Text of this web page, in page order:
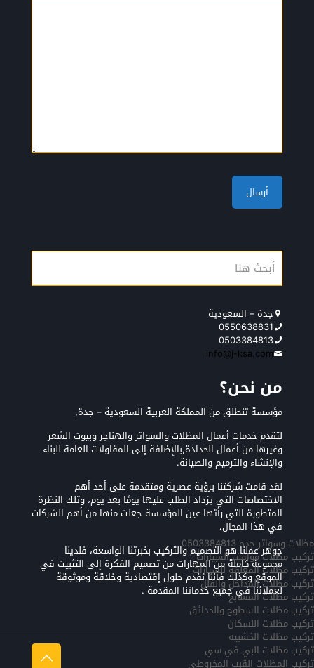
جدة – السعودية
0550638831
0503384813
info@j-ksa.com
من نحن؟
مؤسسة تنطلق من المملكة العربية السعودية – جدة,
لتقدم خدمات أعمال المظلات والسواتر والهناجر وبيوت الشعر
وغيرها من أعمال الحدادة,بالإضافة إلى المقاولات العامة للبناء
والإنشاء والترميم والصيانة.
لقد قامت شركتنا برؤية عصرية ومتقدمة على أحد أهم
الاختصاصات التي يزداد الطلب عليها يومًا بعد يوم، وتلك النظرة
المتطورة التي رأتها عين المؤسسة جعلت منها من أهم الشركات
في هذا المجال،
جوهر عملنا هو التصميم والتركيب بخبرتنا الواسعة، فلدينا
مجموعة كاملة من المهارات من تصميم الفكرة إلى التثبيت في
الموقع وكذلك فأننا نقدم حلول إقتصادية وخلاقة وموثوقة
لعملائنا في جميع خدماتنا المقدمة .
مظلات وسواتر جده 0503384813
تركيب مظلات مواقف السيارات
تركيب مظلات المعلقه للسيارات
تركيب مظلات المداخل والفلل
تركيب مظلات المسابح
تركيب مظلات السطوح والحدائق
تركيب مظلات اللسكان
تركيب مظلات الخشبيه
تركيب مظلات البي في سي
تركيب المظلات القبب المخروطي